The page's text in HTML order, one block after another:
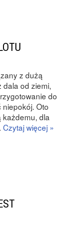
z dużą
dala od ziemi,
do
Oto
dla
Czytaj więcej »